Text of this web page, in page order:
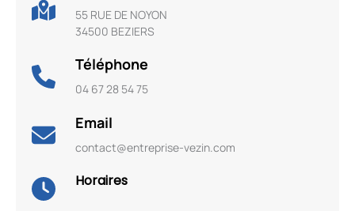
55 RUE DE NOYON
34500 BEZIERS
Téléphone
04 67 28 54 75
Email
contact@entreprise-vezin.com
Horaires